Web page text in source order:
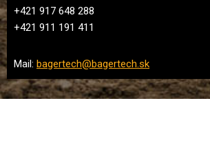
+421 917 648 288
+421 911 191 411
Mail: bagertech@bagertech.sk